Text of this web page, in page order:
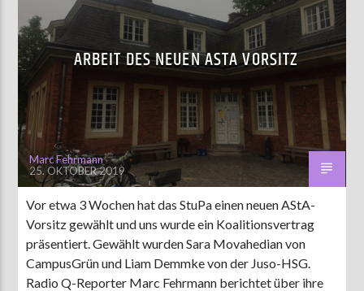
MISREAD
KINGS OF CONVENIENCE
AKTUELLE SENDUNG
ABWASCH
18:00 19:00
ZU HÖREN INMünster90,9 MHzSteinfurt103,9 MHz
ARBEIT DES NEUEN ASTA VORSITZ
Marc Fehrmann
25. OKTOBER 2019
Vor etwa 3 Wochen hat das StuPa einen neuen AStA-
Vorsitz gewählt und uns wurde ein Koalitionsvertrag
präsentiert. Gewählt wurden Sara Movahedian von
CampusGrün und Liam Demmke von der Juso-HSG.
Radio Q-Reporter Marc Fehrmann berichtet über ihre